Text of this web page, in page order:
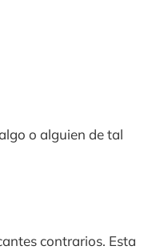
o alguien de tal
contrarios. Esta